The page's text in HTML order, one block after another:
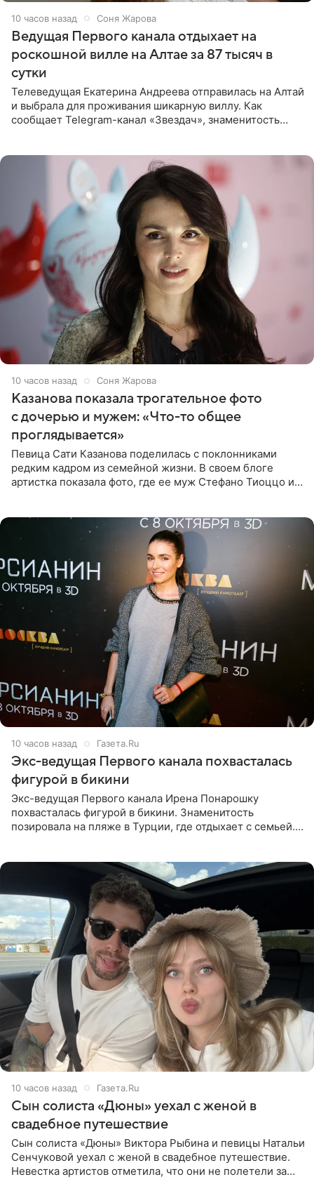
10 часов назад Соня Жарова
Ведущая Первого канала отдыхает на
роскошной вилле на Алтае за 87 тысяч в
сутки
Телеведущая Екатерина Андреева отправилась на Алтай
и выбрала для проживания шикарную виллу. Как
сообщает Telegram-канал «Звездач», знаменитость
10 часов назад Соня Жарова
Казанова показала трогательное фото
с дочерью и мужем: «Что-то общее
проглядывается»
Певица Сати Казанова поделилась с поклонниками
редким кадром из семейной жизни. В своем блоге
артистка показала фото, где ее муж Стефано Тиоццо и
10 часов назад Газета.Ru
Экс-ведущая Первого канала похвасталась
фигурой в бикини
Экс-ведущая Первого канала Ирена Понарошку
похвасталась фигурой в бикини. Знаменитость
позировала на пляже в Турции, где отдыхает с семьей.
10 часов назад Газета.Ru
Сын солиста «Дюны» уехал с женой в
свадебное путешествие
Сын солиста «Дюны» Виктора Рыбина и певицы Натальи
Сенчуковой уехал с женой в свадебное путешествие.
Невестка артистов отметила, что они не полетели за